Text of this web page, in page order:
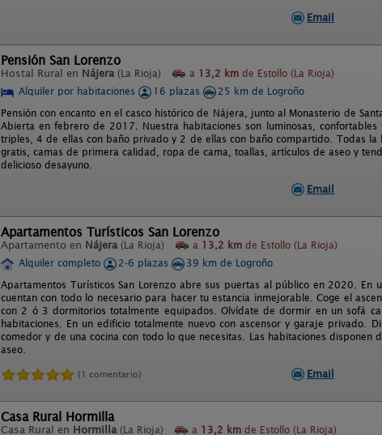
Email
Pensión San Lorenzo
Hostal Rural en Nájera (La Rioja) a 13,2 km de Estollo (La Rioja)
Alquiler por habitaciones
16 plazas
25 km de Logroño
Pensión con encanto en el casco histórico de Nájera, junto al Monasterio de
Abierta en febrero de 2017. Nuestra habitaciones son luminosas,
triples, 4 de ellas con baño privado y 2 de ellas con baño compartido. Todas
gratis, camas de primera calidad, ropa de cama, toallas, artículos de aseo y
delicioso desayuno.
Email
Apartamentos Turísticos San Lorenzo
Apartamento en Nájera (La Rioja) a 13,2 km de Estollo (La Rioja)
Alquiler completo
2-6 plazas
39 km de Logroño
Apartamentos Turísticos San Lorenzo abre sus puertas al público en 2020. En
cuentan con todo lo necesario para hacer tu estancia inmejorable. Coge el
con 2 ó 3 dormitorios totalmente equipados. Olvídate de dormir en un sofá
habitaciones. En un edificio totalmente nuevo con ascensor y garaje privado.
comedor y de una cocina con todo lo que necesitas. Las habitaciones disponen
aseo.
(1 comentario) Email
Casa Rural Hormilla
Casa Rural en Hormilla (La Rioja) a 13,2 km de Estollo (La Rioja)